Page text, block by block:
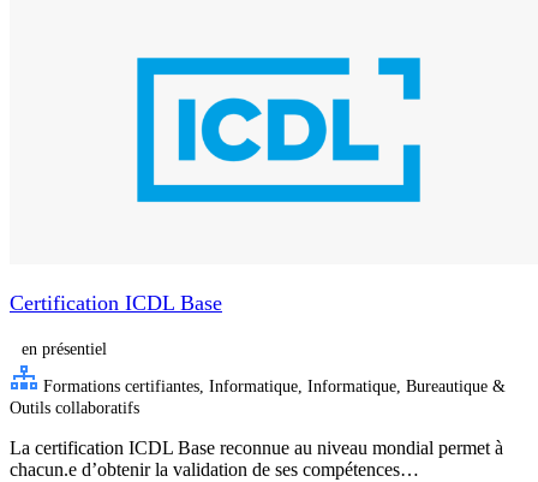
Certification ICDL Base
en présentiel
Formations certifiantes, Informatique, Informatique, Bureautique &
Outils collaboratifs
La certification ICDL Base reconnue au niveau mondial permet à
chacun.e d’obtenir la validation de ses compétences…